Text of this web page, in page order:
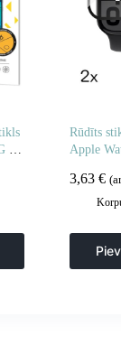
/
Rūdīts
Apple
3,63 €